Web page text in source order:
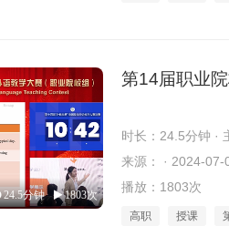
24.5分钟 1803次
第14届职业
时长：24.5分钟 ·
来源： · 2024-07-
播放：1803次
高职 授课